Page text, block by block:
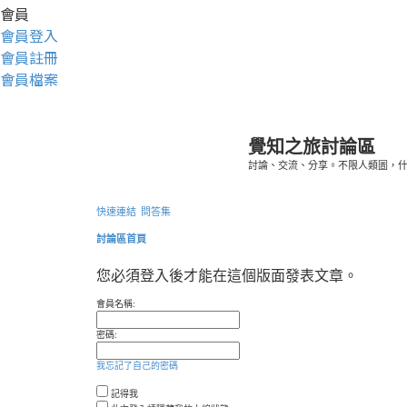
會員
會員登入
會員註冊
會員檔案
覺知之旅討論區
討論、交流、分享。不限人類圖，
快速連結 問答集
討論區首頁
您必須登入後才能在這個版面發表文章。
會員名稱:
密碼:
我忘記了自己的密碼
記得我